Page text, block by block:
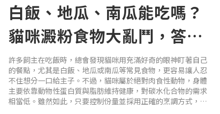
白飯、地瓜、南瓜能吃嗎？
貓咪澱粉食物大亂鬥，答案
可能和你想的不一樣
許多飼主在吃飯時，總會發現貓咪用充滿好奇的眼神盯著自己
的餐點，尤其是白飯、地瓜或南瓜等常見食物，更容易讓人忍
不住想分一口給主子。不過，貓咪屬於絕對肉食性動物，身體
主要依靠動物性蛋白質與脂肪維持健康，對碳水化合物的需求
相當低。雖然如此，只要控制份量並採用正確的烹調方式，白